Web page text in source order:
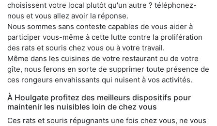
choisissent votre local plutôt qu'un autre ? téléphonez-
nous et vous allez avoir la réponse.
Nous sommes sans conteste capables de vous aider à
participer vous-même à cette lutte contre la prolifération
des rats et souris chez vous ou à votre travail.
Même dans les cuisines de votre restaurant ou de votre
gîte, nous ferons en sorte de supprimer toute présence de
ces rongeurs envahissants qui nuisent à vos activités.
À Houlgate profitez des meilleurs dispositifs pour
maintenir les nuisibles loin de chez vous
Ces rats et souris répugnants une fois chez vous, ne vous